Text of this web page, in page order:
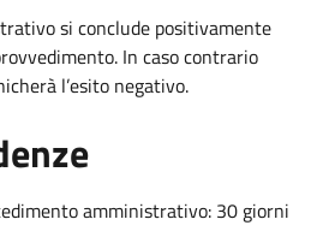
si conclude positivamente
In caso contrario
l’esito negativo.
amministrativo: 30 giorni